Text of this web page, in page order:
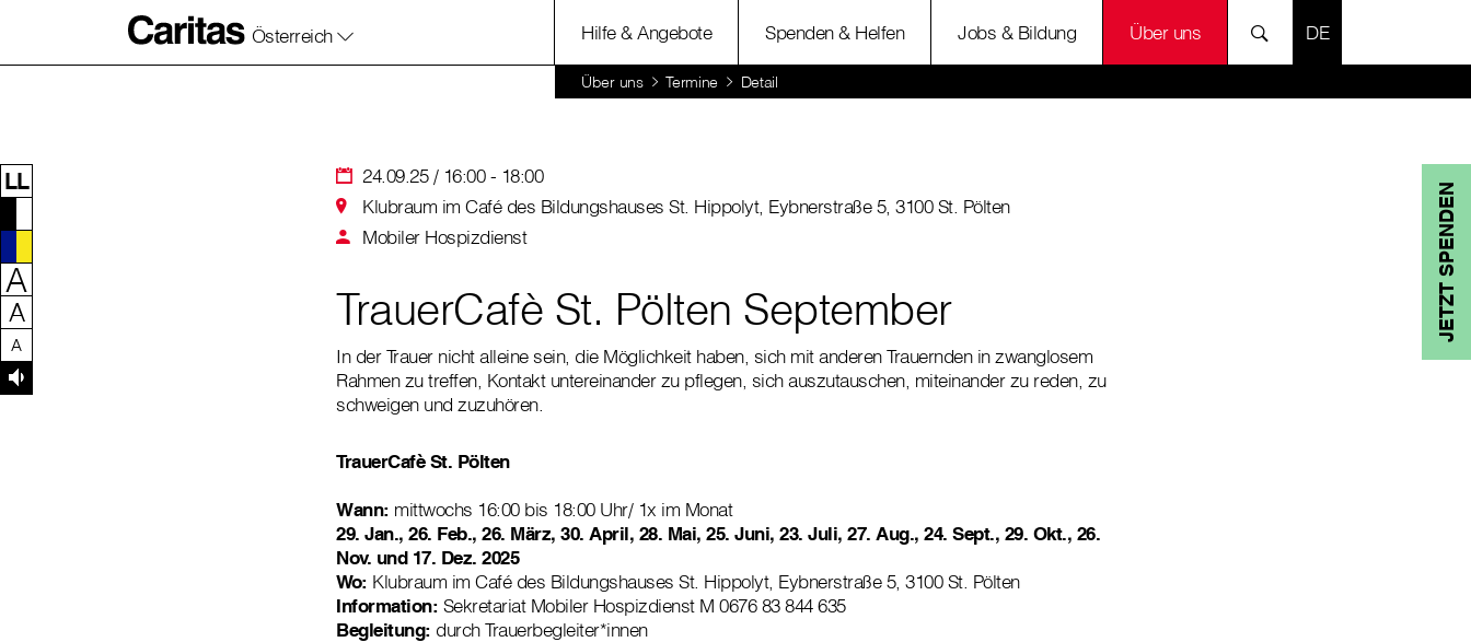
Zum Inhalt dieser Seite
Zur Navigation
Zum Footer dieser Seite
Österreich Hilfe & Angebote Spenden & Helfen Jobs & Bildung Über uns SPRACHE
Über uns Termine Detail
JETZT SPENDEN
LL
A
A
A
24.09.25 / 16:00 - 18:00
Klubraum im Café des Bildungshauses St. Hippolyt, Eybnerstraße 5, 3100 St. Pölten
Mobiler Hospizdienst
TrauerCafè St. Pölten September
In der Trauer nicht alleine sein, die Möglichkeit haben, sich mit anderen Trauernden in zwanglosem
Rahmen zu treffen, Kontakt untereinander zu pflegen, sich auszutauschen, miteinander zu reden, zu
schweigen und zuzuhören.
TrauerCafè St. Pölten
Wann: mittwochs 16:00 bis 18:00 Uhr/ 1x im Monat
29. Jan., 26. Feb., 26. März, 30. April, 28. Mai, 25. Juni, 23. Juli, 27. Aug., 24. Sept., 29. Okt., 26.
Nov. und 17. Dez. 2025
Wo: Klubraum im Café des Bildungshauses St. Hippolyt, Eybnerstraße 5, 3100 St. Pölten
Information: Sekretariat Mobiler Hospizdienst M 0676 83 844 635
Begleitung: durch Trauerbegleiter*innen